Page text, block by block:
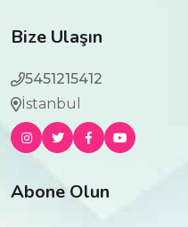
Bize Ulaşın
5451215412
İstanbul
Abone Olun